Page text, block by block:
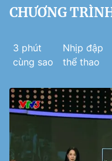
CHƯƠNG
3 phút
cùng sao
Nhịp đập
thể thao